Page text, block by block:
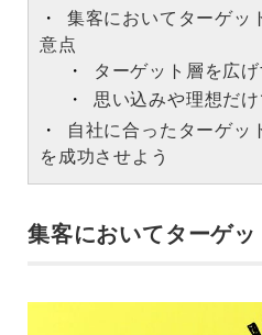
集客においてターゲッ
意点
ターゲット層を広
思い込みや理想だ
自社に合ったターゲッ
を成功させよう
集客においてターゲ